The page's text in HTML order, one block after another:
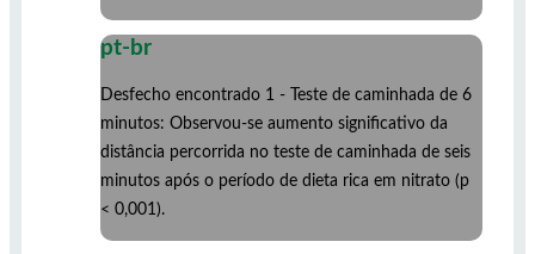
pt-br
Desfecho encontrado 1 - Teste de caminhada de 6
minutos: Observou-se aumento significativo da
distância percorrida no teste de caminhada de seis
minutos após o período de dieta rica em nitrato (p
< 0,001).